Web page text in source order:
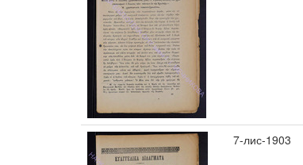
7-лис-1903